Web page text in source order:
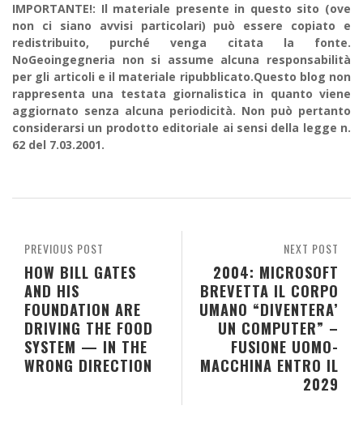
IMPORTANTE!: Il materiale presente in questo sito (ove
non ci siano avvisi particolari) può essere copiato e
redistribuito, purché venga citata la fonte.
NoGeoingegneria non si assume alcuna responsabilità
per gli articoli e il materiale ripubblicato.Questo blog non
rappresenta una testata giornalistica in quanto viene
aggiornato senza alcuna periodicità. Non può pertanto
considerarsi un prodotto editoriale ai sensi della legge n.
62 del 7.03.2001.
NEXT POST
2004: MICROSOFT
BREVETTA IL CORPO
UMANO “DIVENTERA’
UN COMPUTER” –
FUSIONE UOMO-
MACCHINA ENTRO IL
2029
PREVIOUS POST
HOW BILL GATES
AND HIS
FOUNDATION ARE
DRIVING THE FOOD
SYSTEM — IN THE
WRONG DIRECTION